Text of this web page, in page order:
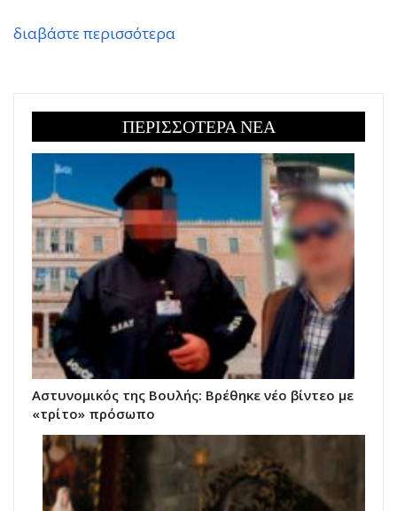
διαβάστε περισσότερα
ΠΕΡΙΣΣΟΤΕΡΑ ΝΕΑ
Αστυνομικός της Βουλής: Βρέθηκε νέο βίντεο με
«τρίτο» πρόσωπο